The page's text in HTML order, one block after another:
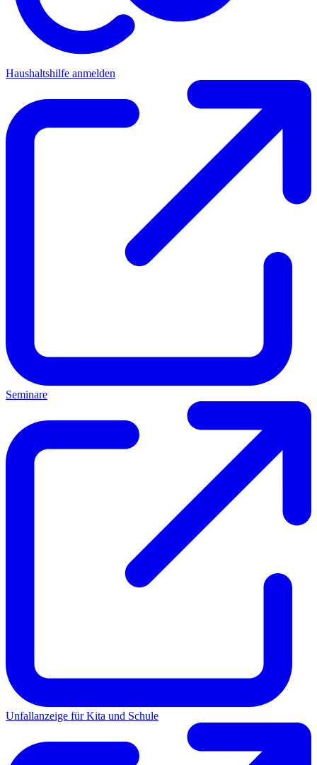
Haushaltshilfe anmelden
Seminare
Unfallanzeige für Kita und Schule